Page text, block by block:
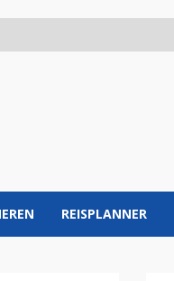
REISPLANNER